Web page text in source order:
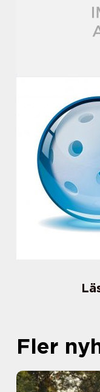
Fler